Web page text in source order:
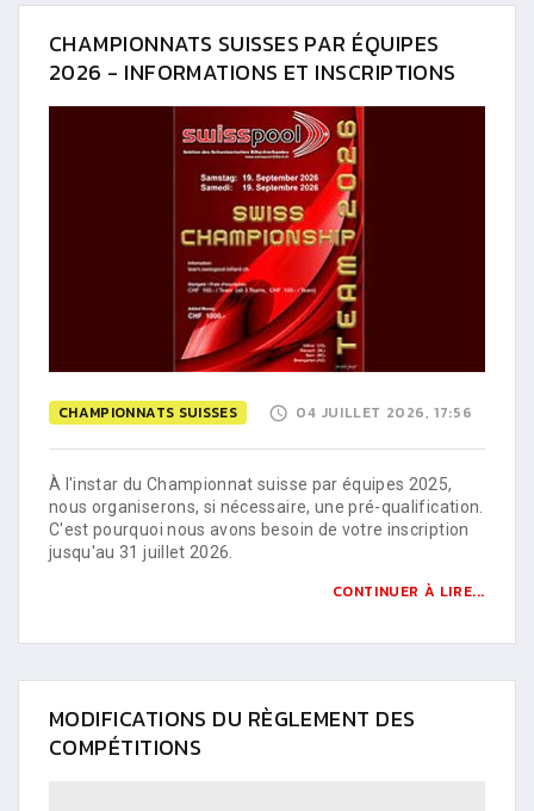
CHAMPIONNATS SUISSES PAR ÉQUIPES
2026 - INFORMATIONS ET INSCRIPTIONS
CHAMPIONNATS SUISSES 04 JUILLET 2026, 17:56
À l'instar du Championnat suisse par équipes 2025,
nous organiserons, si nécessaire, une pré-qualification.
C'est pourquoi nous avons besoin de votre inscription
jusqu'au 31 juillet 2026.
CONTINUER À LIRE...
MODIFICATIONS DU RÈGLEMENT DES
COMPÉTITIONS